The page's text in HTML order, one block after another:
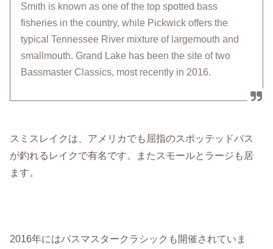
Smith is known as one of the top spotted bass
fisheries in the country, while Pickwick offers the
typical Tennessee River mixture of largemouth and
smallmouth. Grand Lake has been the site of two
Bassmaster Classics, most recently in 2016.
スミスレイクは、アメリカでも屈指のスポッテッドバス
が釣れるレイクで有名です。またスモールとラージも居
ます。
2016年にはバスマスタークラシックも開催されていま